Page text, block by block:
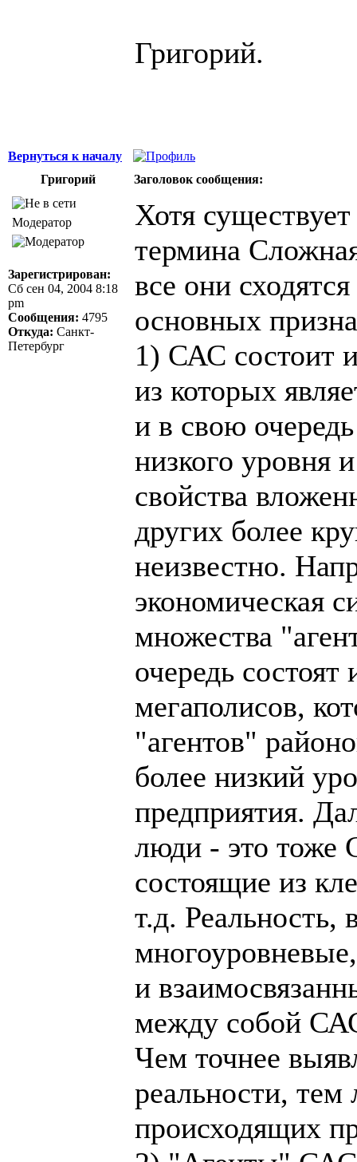
Григорий.
Вернуться к началу
Григорий
Заголовок сообщения:
Модератор
Зарегистрирован:
Сб сен 04, 2004 8:18
pm
Сообщения: 4795
Откуда: Санкт-
Петербург
Хотя
термина
все они
основных
1) САС состоит
из которых
и в свою
низкого уровня
свойства
других более
неизвестно.
экономическая
множества
очередь
мегаполисов,
"агентов"
более низкий
предприятия.
люди - это
состоящие из
т.д.
и
между собой
Чем точнее
реальности,
происходящих